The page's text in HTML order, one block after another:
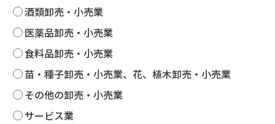
酒類卸売・小売業
医薬品卸売・小売業
食料品卸売・小売業
苗・種子卸売・小売業、花、植木卸売・小売業
その他の卸売・小売業
サービス業